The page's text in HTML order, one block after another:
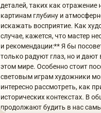
деталей, таких как отражение
картинам глубину и
искажать восприятие. Как
случае, кажется, что мастер
и рекомендации:** Я бы
только радуют глаз, но и
этом мире. Особенно стоит
световым играм художники
интересно рассмотреть, как
исторических контекстах. В
продолжают будить в нас